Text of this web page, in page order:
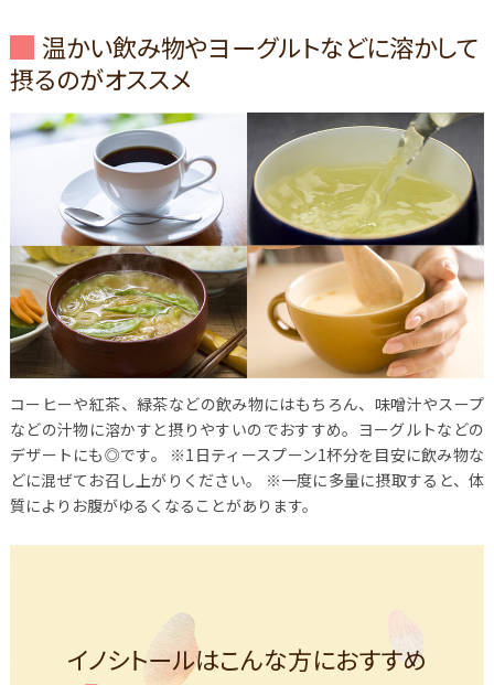
温かい飲み物やヨーグルトなどに溶かして
摂るのがオススメ
コーヒーや紅茶、緑茶などの飲み物にはもちろん、味噌汁やスープ
などの汁物に溶かすと摂りやすいのでおすすめ。ヨーグルトなどの
デザートにも◎です。
※1日ティースプーン1杯分を目安に飲み物な
どに混ぜてお召し上がりください。
※一度に多量に摂取すると、体
質によりお腹がゆるくなることがあります。
イノシトールはこんな方におすすめ